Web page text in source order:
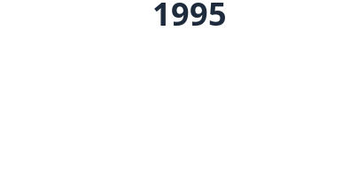
1995